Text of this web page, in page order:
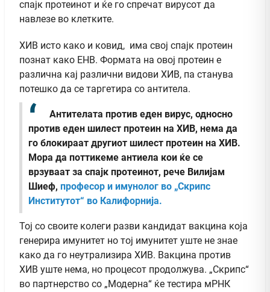
спајк протеинот и ќе го спречат вирусот да
навлезе во клетките.
ХИВ исто како и ковид, има свој спајк протеин
познат како ЕНВ. Формата на овој протеин е
различна кај различни видови ХИВ, па станува
потешко да се таргетира со антитела.
Антителата против еден вирус, односно
против еден шилест протеин на ХИВ, нема да
го блокираат другиот шилест протеин на ХИВ.
Мора да поттикеме антиела кои ќе се
врзуваат за спајк протеинот, рече Вилијам
Шиеф, професор и имунолог во „Скрипс
Институтот“ во Калифорнија.
Тој со своите колеги разви кандидат вакцина која
генерира имунитет но тој имунитет уште не знае
како да го неутрализира ХИВ. Вакцина против
ХИВ уште нема, но процесот продолжува. „Скрипс“
во партнерство со „Модерна“ ќе тестира мРНК